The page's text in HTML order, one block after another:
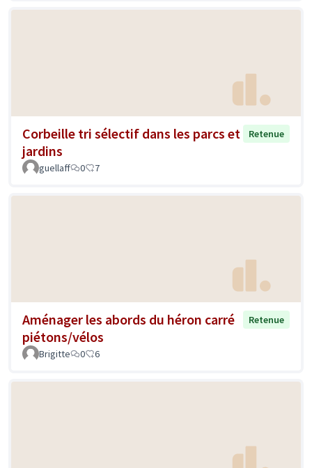
Corbeille tri sélectif dans les parcs et
jardins
Retenue
guellaff 0 7
Aménager les abords du héron carré
piétons/vélos
Retenue
Brigitte 0 6